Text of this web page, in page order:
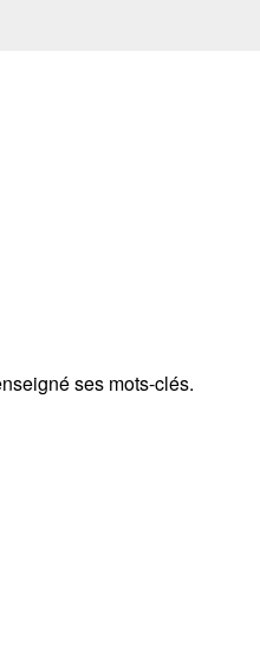
ses mots-clés.